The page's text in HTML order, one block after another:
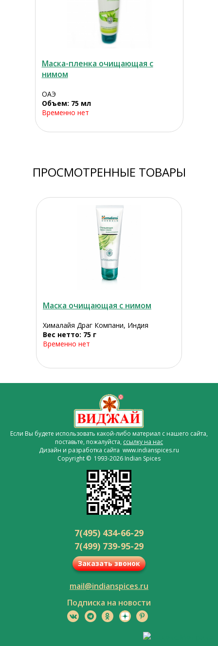
Маска-пленка очищающая с
нимом
ОАЭ
Объем: 75 мл
Временно нет
ПРОСМОТРЕННЫЕ ТОВАРЫ
Маска очищающая с нимом
Хималайя Драг Компани, Индия
Вес нетто: 75 г
Временно нет
Если Вы будете использовать какой-либо материал с нашего сайта,
поставьте, пожалуйста, ссылку на нас
Дизайн и разработка сайта www.indianspices.ru
Copyright © 1993-2026 Indian Spices
7(495) 434-66-29
7(499) 739-95-29
Заказать звонок
mail@indianspices.ru
Подписка на новости